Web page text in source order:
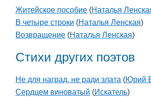
Житейское пособие (Наталья
В четыре строки (Наталья Ленская)
Возвращение (Наталья Ленская)
Стихи других поэтов
Не для наград, не ради злата (Юрий
Сердцем виноватый (Искатель)